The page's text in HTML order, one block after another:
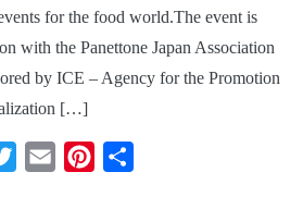
for the food world.The event is
with the Panettone Japan Association
by ICE – Agency for the Promotion
[…]
Twitter Email Pinterest